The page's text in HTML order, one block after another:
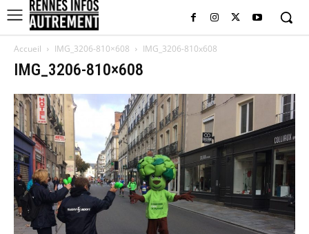
Accueil IMG_3206-810×608 IMG_3206-810x608
IMG_3206-810×608